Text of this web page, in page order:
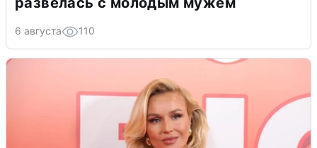
6 августа 110